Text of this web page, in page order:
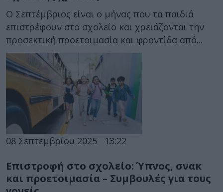
Ο Σεπτέμβριος είναι ο μήνας που τα παιδιά
επιστρέφουν στο σχολείο και χρειάζονται την
προσεκτική προετοιμασία και φροντίδα από...
08 Σεπτεμβρίου 2025 13:22
Επιστροφή στο σχολείο: Ύπνος, σνακ
και προετοιμασία – Συμβουλές για τους